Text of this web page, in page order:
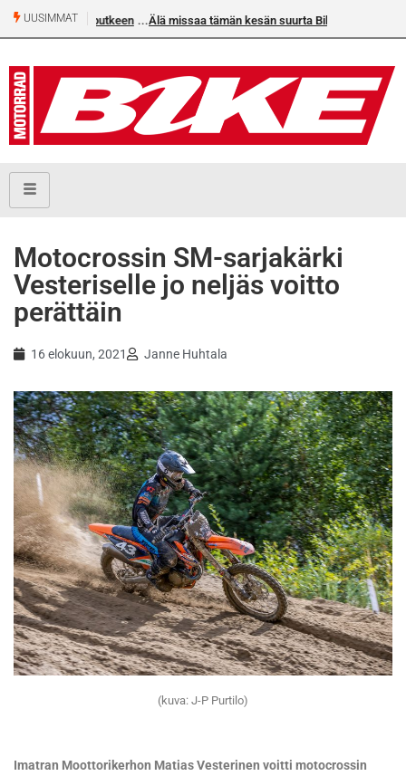
UUSIMMAT Älä missaa tämän kesän suurta Bike-numeroa!
Motocrossin SM-sarjakärki
Vesteriselle jo neljäs voitto
perättäin
16 elokuun, 2021 Janne Huhtala
(kuva: J-P Purtilo)
Imatran Moottorikerhon Matias Vesterinen voitti motocrossin